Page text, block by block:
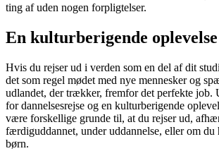
ting af uden nogen forpligtelser.
En kulturberigende oplevelse
Hvis du rejser ud i verden som en del af dit
det som regel mødet med nye mennesker og
udlandet, der trækker, fremfor det perfekte job.
for dannelsesrejse og en kulturberigende
være forskellige grunde til, at du rejser ud,
færdiguddannet, under uddannelse, eller om du
børn.